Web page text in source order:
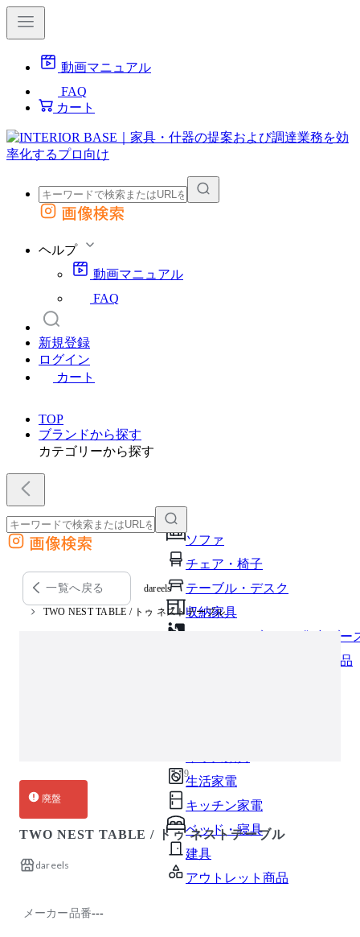
動画マニュアル
FAQ
カート
外部サイトの商品をカートに追加
画像検索
ヘルプ
動画マニュアル
FAQ
新規登録
ログイン
カート
TOP
ブランドから探す
カテゴリーから探す
ソファ
チェア・椅子
テーブル・デスク
収納家具
パーソナルブース・集中ブー
オフィスアクセサリー・備品
生活家電
キッチン家電
ベッド・寝具
建具
アウトレット商品
外部サイトの商品をカートに追加
他のサイトで見つけた商品ページのURLを貼り付けて、カートに追加できます
画像検索
一覧へ戻る dareels
TWO NEST TABLE / トゥ ネストテーブル
1 / 9
廃盤
TWO NEST TABLE / トゥ ネストテーブル
dareels
メーカー品番---